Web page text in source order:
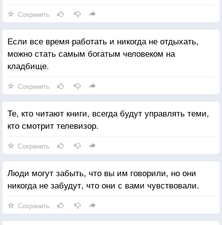
Сохранить
Если все время работать и никогда не отдыхать,
можно стать самым богатым человеком на
кладбище.
Сохранить
Те, кто читают книги, всегда будут управлять теми,
кто смотрит телевизор.
Сохранить
Люди могут забыть, что вы им говорили, но они
никогда не забудут, что они с вами чувствовали.
Сохранить